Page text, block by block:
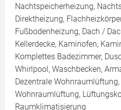
Nachtspeicherheizung,
Direktheizung,
Fußbodenheizung, Dach /
Kellerdecke, Kaminofen,
Komplettes Badezimmer,
Whirlpool, Waschbecken,
Dezentrale
Wohnraumlüftung,
Raumklimatisierung